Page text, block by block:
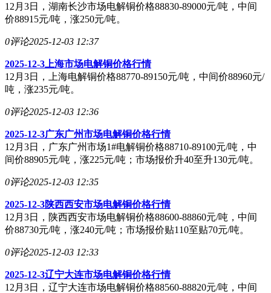
12月3日，湖南长沙市场电解铜价格88830-89000元/吨，中间
价88915元/吨，涨250元/吨。
0评论2025-12-03 12:37
2025-12-3上海市场电解铜价格行情
12月3日，上海电解铜价格88770-89150元/吨，中间价88960元/
吨，涨235元/吨。
0评论2025-12-03 12:36
2025-12-3广东广州市场电解铜价格行情
12月3日，广东广州市场1#电解铜价格88710-89100元/吨，中
间价88905元/吨，涨225元/吨；市场报价升40至升130元/吨。
0评论2025-12-03 12:35
2025-12-3陕西西安市场电解铜价格行情
12月3日，陕西西安市场电解铜价格88600-88860元/吨，中间
价88730元/吨，涨240元/吨；市场报价贴110至贴70元/吨。
0评论2025-12-03 12:33
2025-12-3辽宁大连市场电解铜价格行情
12月3日，辽宁大连市场电解铜价格88560-88820元/吨，中间